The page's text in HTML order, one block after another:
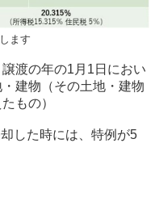
ます
渡の年の1月1日におい
建物（その土地・建物
もの）
した時には、特例が5